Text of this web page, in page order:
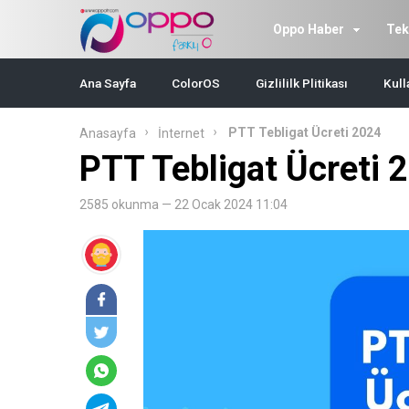
Oppo Haber
Ana Sayfa ColorOS Gizlililk Plitikası
Anasayfa İnternet PTT Tebligat Ücreti 2024
PTT Tebligat Ücreti
2585 okunma — 22 Ocak 2024 11:04